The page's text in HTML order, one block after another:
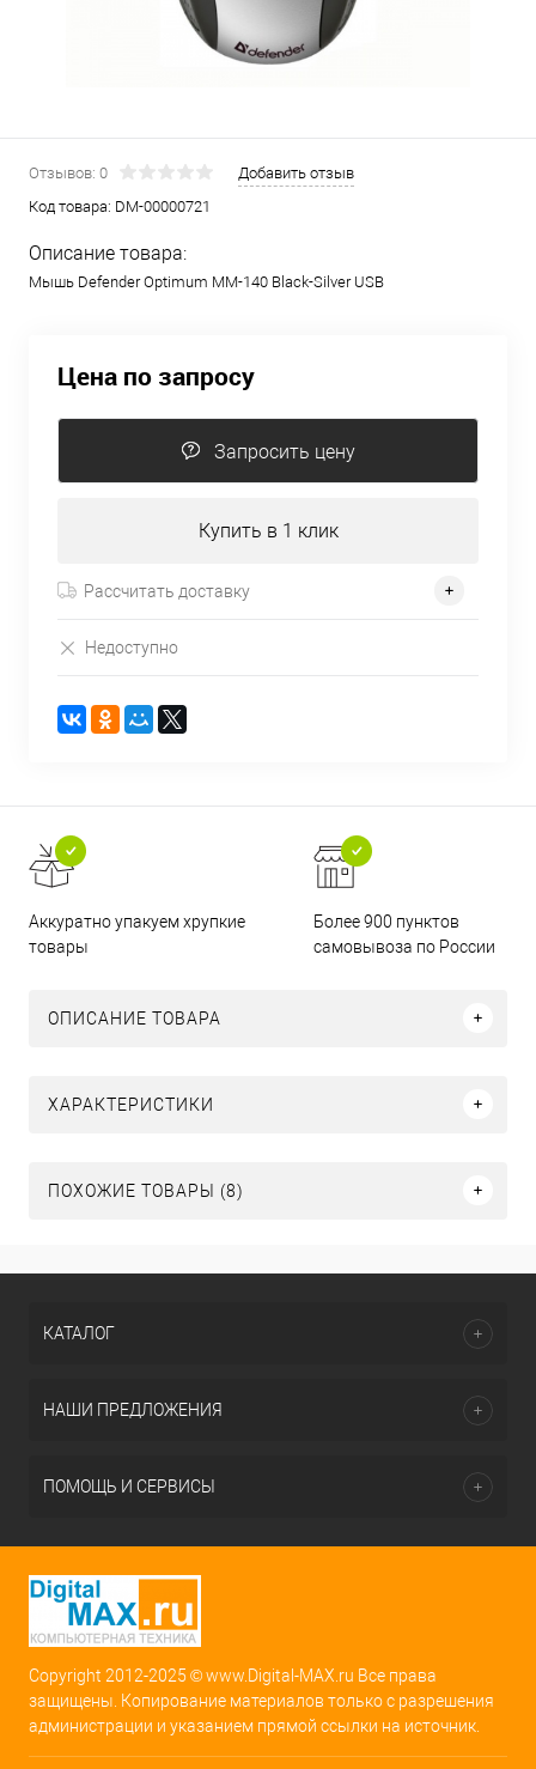
Отзывов: 0
Добавить отзыв
Код товара: DM-00000721
Описание товара:
Мышь Defender Optimum MM-140 Black-Silver USB
Цена по запросу
Запросить цену
Купить в 1 клик
Рассчитать доставку
Недоступно
Аккуратно упакуем хрупкие
товары
Более 900 пунктов
самовывоза по России
ОПИСАНИЕ ТОВАРА
ХАРАКТЕРИСТИКИ
ПОХОЖИЕ ТОВАРЫ (8)
КАТАЛОГ
НАШИ ПРЕДЛОЖЕНИЯ
ПОМОЩЬ И СЕРВИСЫ
Copyright 2012-2025 © www.Digital-MAX.ru Все права
защищены. Копирование материалов только с разрешения
администрации и указанием прямой ссылки на источник.